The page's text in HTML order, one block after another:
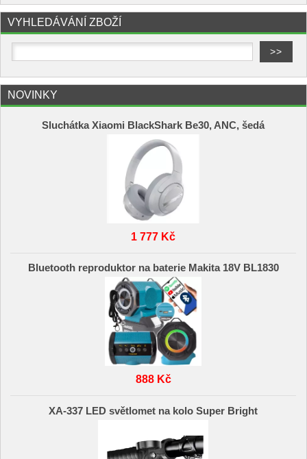
VYHLEDÁVÁNÍ ZBOŽÍ
NOVINKY
Sluchátka Xiaomi BlackShark Be30, ANC, šedá
1 777 Kč
Bluetooth reproduktor na baterie Makita 18V BL1830
888 Kč
XA-337 LED světlomet na kolo Super Bright